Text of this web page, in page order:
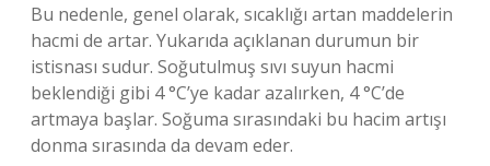
Bu nedenle, genel olarak, sıcaklığı artan maddelerin
hacmi de artar. Yukarıda açıklanan durumun bir
istisnası sudur. Soğutulmuş sıvı suyun hacmi
beklendiği gibi 4 °C’ye kadar azalırken, 4 °C’de
artmaya başlar. Soğuma sırasındaki bu hacim artışı
donma sırasında da devam eder.